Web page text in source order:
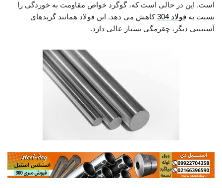
است. این در حالی است که، گوگرد خواص مقاومت به خوردگی را
نسبت به فولاد 304
کاهش می دهد. این فولاد همانند گریدهای
آستنیتی دیگر، چقرمگی بسیار عالی دارد.